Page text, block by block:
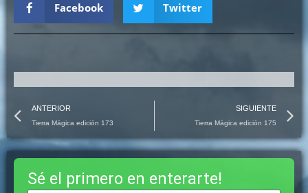
Facebook Twitter
Prev
ANTERIOR
Tierra Mágica edición 173
SIGUIENTE
Tierra Mágica edición 175
Sé el primero en enterarte!